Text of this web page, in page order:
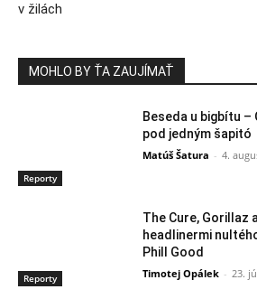
v žilách
MOHLO BY ŤA ZAUJÍMAŤ
Reporty
Beseda u bigbítu –
pod jedným šapitó
Matúš Šatura - 4.
Reporty
The Cure, Gorillaz
headlinermi
Phill Good
Timotej Opálek - 23.